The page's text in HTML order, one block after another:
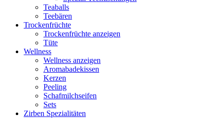
Teaballs
Teebären
Trockenfrüchte
Trockenfrüchte anzeigen
Tüte
Wellness
Wellness anzeigen
Aromabadekissen
Kerzen
Peeling
Schafmilchseifen
Sets
Zirben Spezialitäten